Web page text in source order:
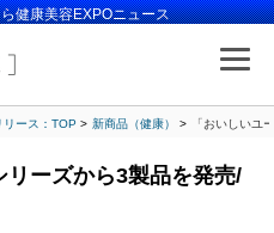
健康美容EXPOニュース
リース：TOP 新商品（健康） 「おいしいユ
リーズから3製品を発売/